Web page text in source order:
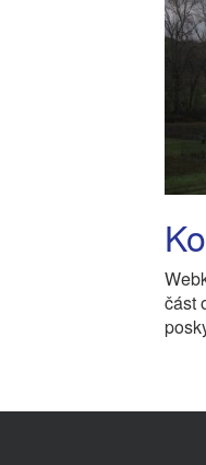
část